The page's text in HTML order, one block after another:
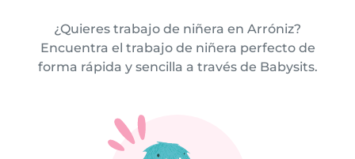
¿Quieres trabajo de niñera en Arróniz?
Encuentra el trabajo de niñera perfecto de
forma rápida y sencilla a través de Babysits.